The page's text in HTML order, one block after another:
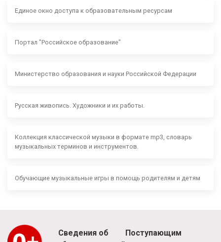
Единое окно доступа к образовательным ресурсам
Портал "Российское образование"
Министерство образования и науки Российской Федерации
Русская живопись. Художники и их работы.
Коллекция классической музыки в формате mp3, словарь
музыкальных терминов и инструментов.
Обучающие музыкальные игры в помощь родителям и детям
Сведения об
Поступающим